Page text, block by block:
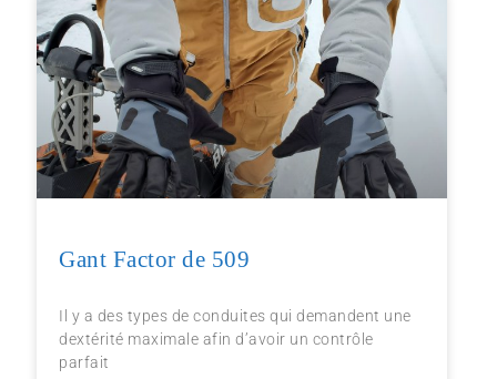
Gant Factor de 509
Il y a des types de conduites qui demandent une
dextérité maximale afin d’avoir un contrôle
parfait